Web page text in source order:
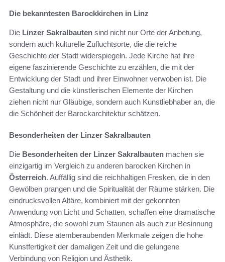
Die bekanntesten Barockkirchen in Linz
Die Linzer Sakralbauten sind nicht nur Orte der Anbetung,
sondern auch kulturelle Zufluchtsorte, die die reiche
Geschichte der Stadt widerspiegeln. Jede Kirche hat ihre
eigene faszinierende Geschichte zu erzählen, die mit der
Entwicklung der Stadt und ihrer Einwohner verwoben ist. Die
Gestaltung und die künstlerischen Elemente der Kirchen
ziehen nicht nur Gläubige, sondern auch Kunstliebhaber an, die
die Schönheit der Barockarchitektur schätzen.
Besonderheiten der Linzer Sakralbauten
Die Besonderheiten der Linzer Sakralbauten machen sie
einzigartig im Vergleich zu anderen barocken Kirchen in
Österreich. Auffällig sind die reichhaltigen Fresken, die in den
Gewölben prangen und die Spiritualität der Räume stärken. Die
eindrucksvollen Altäre, kombiniert mit der gekonnten
Anwendung von Licht und Schatten, schaffen eine dramatische
Atmosphäre, die sowohl zum Staunen als auch zur Besinnung
einlädt. Diese atemberaubenden Merkmale zeigen die hohe
Kunstfertigkeit der damaligen Zeit und die gelungene
Verbindung von Religion und Ästhetik.